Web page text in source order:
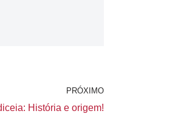
PRÓXIMO
História e origem!